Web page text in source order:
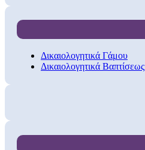
Δικαιολογητικά Γάμου
Δικαιολογητικά Βαπτίσεως